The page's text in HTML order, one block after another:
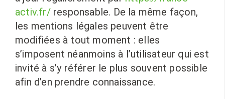
activ.fr/responsable. De la même façon,
les mentions légales peuvent être
modifiées à tout moment : elles
s’imposent néanmoins à l’utilisateur qui est
invité à s’y référer le plus souvent possible
afin d’en prendre connaissance.